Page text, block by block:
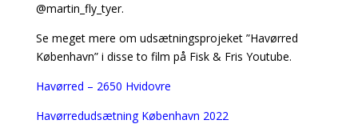
@martin_fly_tyer.
Se meget mere om udsætningsprojeket ”Havørred
København” i disse to film på Fisk & Fris Youtube.
Havørred – 2650 Hvidovre
Havørredudsætning København 2022